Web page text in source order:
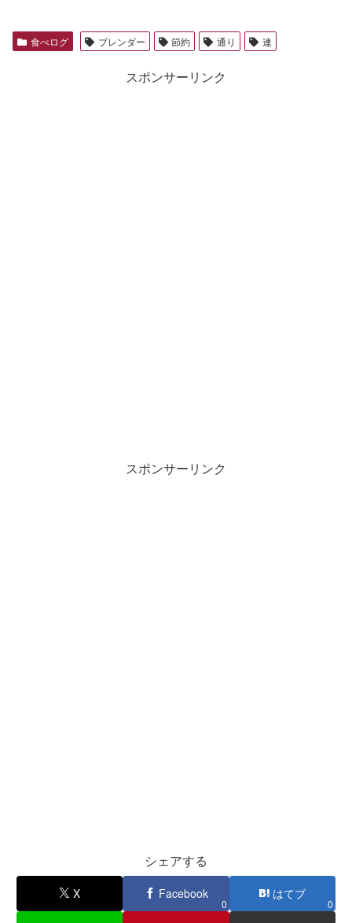
食べログ ブレンダー 節約 通り 連
スポンサーリンク
スポンサーリンク
シェアする
X Facebook
0
はてブ
0